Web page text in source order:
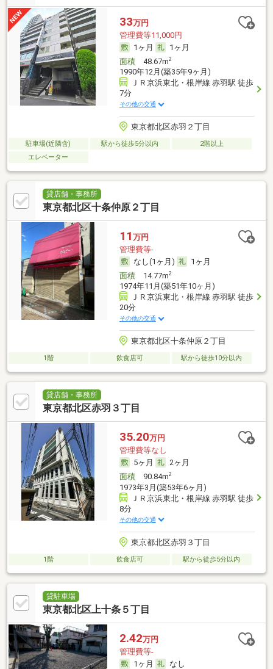
33万円
管理費等11,000円
1ヶ月
1ヶ月
面積48.67m2
1990年12月(築35年9ヶ月)
ＪＲ京浜東北・根岸線 赤羽駅 徒歩
7分
その他の交通
東京都北区赤羽２丁目
駐車場(近隣含) 駅から徒歩5分以内
2階以上
エレベーター
貸店舗・事務所
東京都北区十条仲原２丁目
11 万円
管理費等-
なし(1ヶ月)
1ヶ月
面積14.77m2
1974年11月(築51年10ヶ月)
ＪＲ京浜東北・根岸線 赤羽駅 徒歩
20分
その他の交通
東京都北区十条仲原２丁目
1階 飲食店可 駅から徒歩10分以内
貸店舗・事務所
東京都北区赤羽３丁目
35.20万円
管理費等なし
5ヶ月
2ヶ月
面積90.84m2
1973年3月(築53年6ヶ月)
ＪＲ京浜東北・根岸線 赤羽駅 徒歩
8分
その他の交通
東京都北区赤羽３丁目
1階 飲食店可 駅から徒歩5分以内
貸駐車場
東京都北区上十条５丁目
2.42万円
管理費等-
1ヶ月
なし